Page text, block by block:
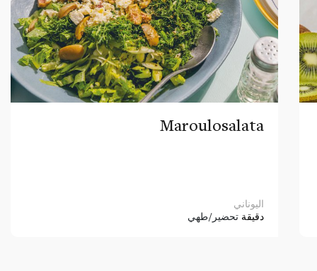
Maroulosalata
اليوناني
دقيقة تحضير/طهي